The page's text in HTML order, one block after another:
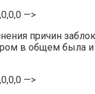
—>
причин
в общем была
—>